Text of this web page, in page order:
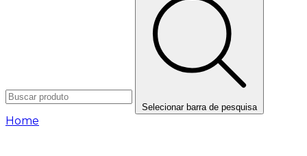
Selecionar barra de pesquisa
Home